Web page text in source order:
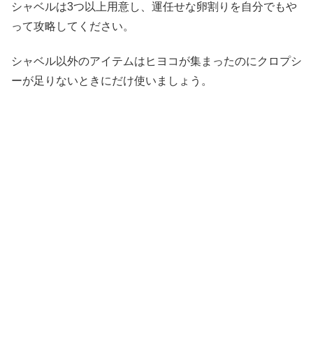
シャベルは3つ以上用意し、運任せな卵割りを自分でもや
って攻略してください。
シャベル以外のアイテムはヒヨコが集まったのにクロプシ
ーが足りないときにだけ使いましょう。